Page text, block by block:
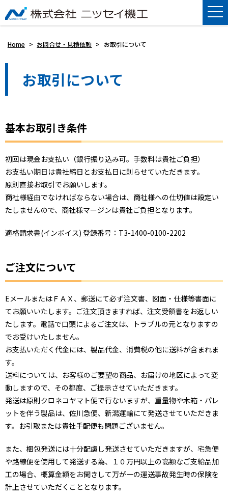
Home > お問合せ・見積依頼 > お取引について
お取引について
基本お取引き条件
初回は現金お支払い（銀行振り込み可。手数料は貴社ご負担）
お支払い期日は貴社締日とお支払日に則らせていただきます。
原則直接お取引でお願いします。
商社様経由でなければならない場合は、商社様への仕切値は設定い
たしませんので、商社様マージンは貴社ご負担となります。
適格請求書(インボイス) 登録番号：T3-1400-0100-2202
ご注文について
EメールまたはＦＡＸ、郵送にて必ず注文書、図面・仕様等書面に
てお願いいたします。ご注文頂きますれば、注文受領書をお返しい
たします。電話で口頭によるご注文は、トラブルの元となりますの
でお受けいたしません。
お支払いただく代金には、製品代金、消費税の他に送料が含まれま
す。
送料については、お客様のご要望の商品、お届けの地区によって変
動しますので、その都度、ご提示させていただきます。
発送は原則クロネコヤマト便で行ないますが、重量物や木箱・パレ
ットを伴う製品は、佐川急便、新潟運輸にて発送させていただきま
す。お引取または貴社手配便も問題ございません。
また、梱包発送には十分配慮し発送させていただきますが、宅急便
や路線便を使用して発送する為、１０万円以上の高額なご支給品加
工の場合、概算金額をお聞きして万が一の運送事故発生時の保険を
計上させていただくこととなります。